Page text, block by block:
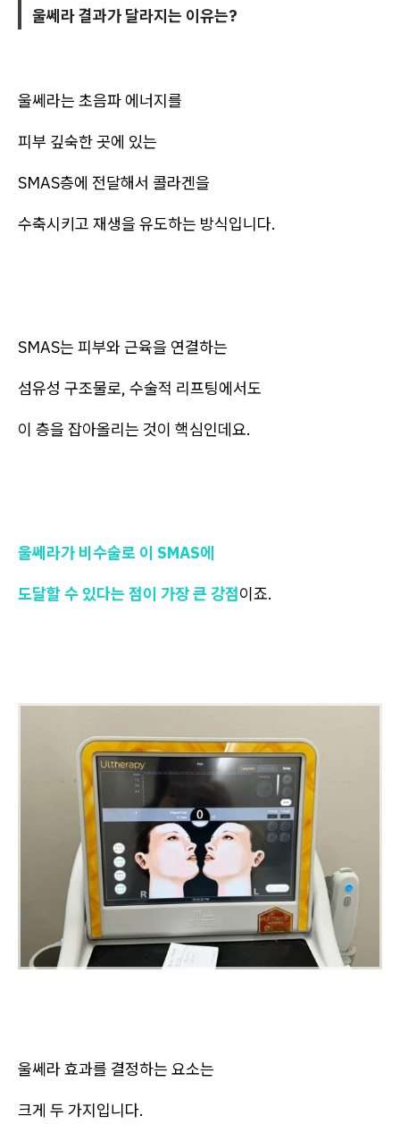
울쎄라 결과가 달라지는 이유는?
울쎄라는 초음파 에너지를
피부 깊숙한 곳에 있는
SMAS층에 전달해서 콜라겐을
수축시키고 재생을 유도하는 방식입니다.
SMAS는 피부와 근육을 연결하는
섬유성 구조물로, 수술적 리프팅에서도
이 층을 잡아올리는 것이 핵심인데요.
울쎄라가 비수술로 이 SMAS에
도달할 수 있다는 점이 가장 큰 강점이죠.
울쎄라 효과를 결정하는 요소는
크게 두 가지입니다.